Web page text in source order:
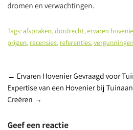
dromen en verwachtingen.
Tags:afspraken,dordrecht,ervaren
prijzen, recensies, referenties,vergunningen
Post
navigation
← Ervaren Hovenier Gevraagd voor
Expertise van een Hovenier bij
Creëren →
Geef een reactie